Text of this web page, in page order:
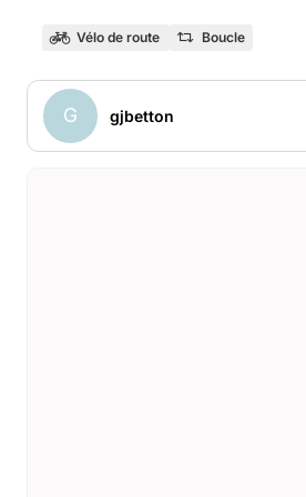
Vélo de route Boucle
G gjbetton